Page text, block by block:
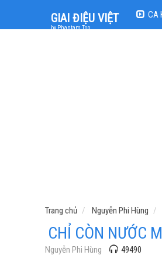
GIAI ĐIỆU VIỆT
by Phantam Top
CA
Trang chủ Nguyễn Phi Hùng
CHỈ CÒN NƯỚC
Nguyễn Phi Hùng 49490